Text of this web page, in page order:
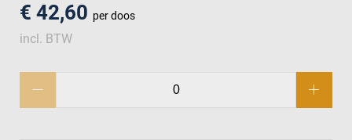
€ 42,60 per doos
incl. BTW